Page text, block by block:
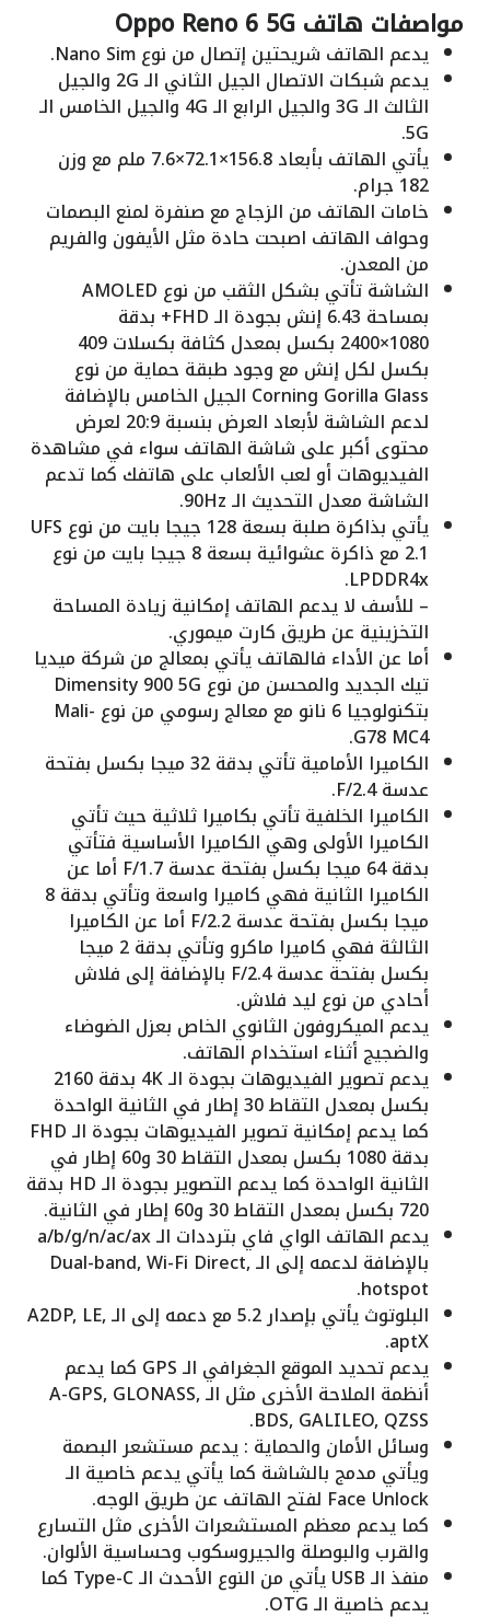
مواصفات هاتف Oppo Reno 6 5G
يدعم الهاتف شريحتين إتصال من نوع Nano Sim.
يدعم شبكات الاتصال الجيل الثاني الـ 2G والجيل
الثالث الـ 3G والجيل الرابع الـ 4G والجيل الخامس الـ
5G.
يأتي الهاتف بأبعاد 156.8×72.1×7.6 ملم مع وزن
182 جرام.
خامات الهاتف من الزجاج مع صنفرة لمنع البصمات
وحواف الهاتف اصبحت حادة مثل الأيفون والفريم
من المعدن.
الشاشة تأتي بشكل الثقب من نوع AMOLED
بمساحة 6.43 إنش بجودة الـ FHD+ بدقة
1080×2400 بكسل بمعدل كثافة بكسلات 409
بكسل لكل إنش مع وجود طبقة حماية من نوع
Corning Gorilla Glass الجيل الخامس بالإضافة
لدعم الشاشة لأبعاد العرض بنسبة 20:9 لعرض
محتوى أكبر على شاشة الهاتف سواء في مشاهدة
الفيديوهات أو لعب الألعاب على هاتفك كما تدعم
الشاشة معدل التحديث الـ 90Hz.
يأتي بذاكرة صلبة بسعة 128 جيجا بايت من نوع UFS
2.1 مع ذاكرة عشوائية بسعة 8 جيجا بايت من نوع
LPDDR4x.
– للأسف لا يدعم الهاتف إمكانية زيادة المساحة
التخزينية عن طريق كارت ميموري.
أما عن الأداء فالهاتف يأتي بمعالج من شركة ميديا
تيك الجديد والمحسن من نوع Dimensity 900 5G
بتكنولوجيا 6 نانو مع معالج رسومي من نوع Mali-
G78 MC4.
الكاميرا الأمامية تأتي بدقة 32 ميجا بكسل بفتحة
عدسة F/2.4.
الكاميرا الخلفية تأتي بكاميرا ثلاثية حيث تأتي
الكاميرا الأولى وهي الكاميرا الأساسية فتأتي
بدقة 64 ميجا بكسل بفتحة عدسة F/1.7 أما عن
الكاميرا الثانية فهي كاميرا واسعة وتأتي بدقة 8
ميجا بكسل بفتحة عدسة F/2.2 أما عن الكاميرا
الثالثة فهي كاميرا ماكرو وتأتي بدقة 2 ميجا
بكسل بفتحة عدسة F/2.4 بالإضافة إلى فلاش
أحادي من نوع ليد فلاش.
يدعم الميكروفون الثانوي الخاص بعزل الضوضاء
والضجيج أثناء استخدام الهاتف.
يدعم تصوير الفيديوهات بجودة الـ 4K بدقة 2160
بكسل بمعدل التقاط 30 إطار في الثانية الواحدة
كما يدعم إمكانية تصوير الفيديوهات بجودة الـ FHD
بدقة 1080 بكسل بمعدل التقاط 30 و60 إطار في
الثانية الواحدة كما يدعم التصوير بجودة الـ HD بدقة
720 بكسل بمعدل التقاط 30 و60 إطار في الثانية.
يدعم الهاتف الواي فاي بترددات الـ a/b/g/n/ac/ax
بالإضافة لدعمه إلى الـ Dual-band, Wi-Fi Direct,
hotspot.
البلوتوث يأتي بإصدار 5.2 مع دعمه إلى الـ A2DP, LE,
aptX.
يدعم تحديد الموقع الجغرافي الـ GPS كما يدعم
أنظمة الملاحة الأخرى مثل الـ A-GPS, GLONASS,
BDS, GALILEO, QZSS.
وسائل الأمان والحماية : يدعم مستشعر البصمة
ويأتي مدمج بالشاشة كما يأتي يدعم خاصية الـ
Face Unlock لفتح الهاتف عن طريق الوجه.
كما يدعم معظم المستشعرات الأخرى مثل التسارع
والقرب والبوصلة والجيروسكوب وحساسية الألوان.
منفذ الـ USB يأتي من النوع الأحدث الـ Type-C كما
يدعم خاصية الـ OTG.